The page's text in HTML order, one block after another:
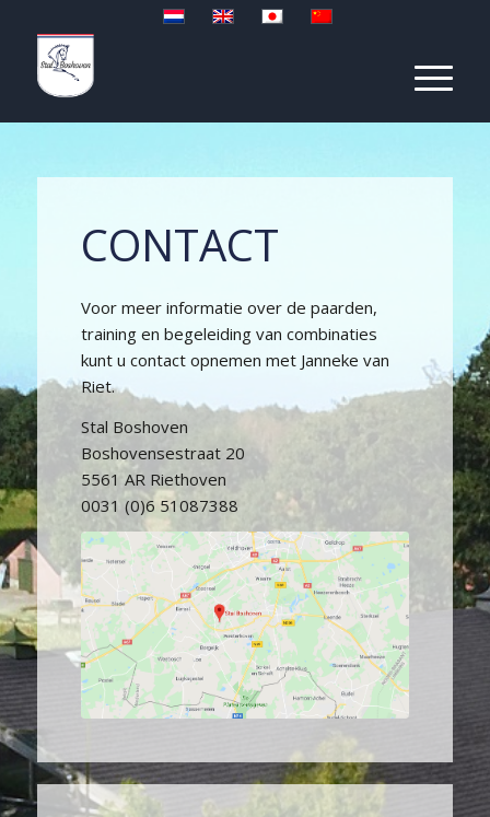
CONTACT
Voor meer informatie over de paarden,
training en begeleiding van combinaties
kunt u contact opnemen met Janneke van
Riet.
Stal Boshoven
Boshovensestraat 20
5561 AR Riethoven
0031 (0)6 51087388